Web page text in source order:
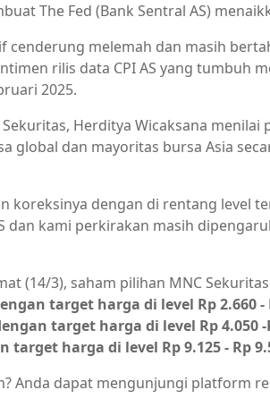
The Fed (Bank Sentral AS)
cenderung melemah dan masih
rilis data CPI AS yang tumbuh
2025.
Herditya Wicaksana
global dan mayoritas bursa Asia
koreksinya dengan di rentang level
dan kami perkirakan masih
(14/3), saham pilihan MNC
target harga di level Rp 2.660 -
target harga di level Rp 4.050
target harga di level Rp 9.125 - Rp
Anda dapat mengunjungi platform